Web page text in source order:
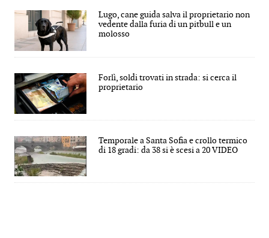
Lugo, cane guida salva il proprietario non
vedente dalla furia di un pitbull e un
molosso
Forlì, soldi trovati in strada: si cerca il
proprietario
Temporale a Santa Sofia e crollo termico
di 18 gradi: da 38 si è scesi a 20 VIDEO